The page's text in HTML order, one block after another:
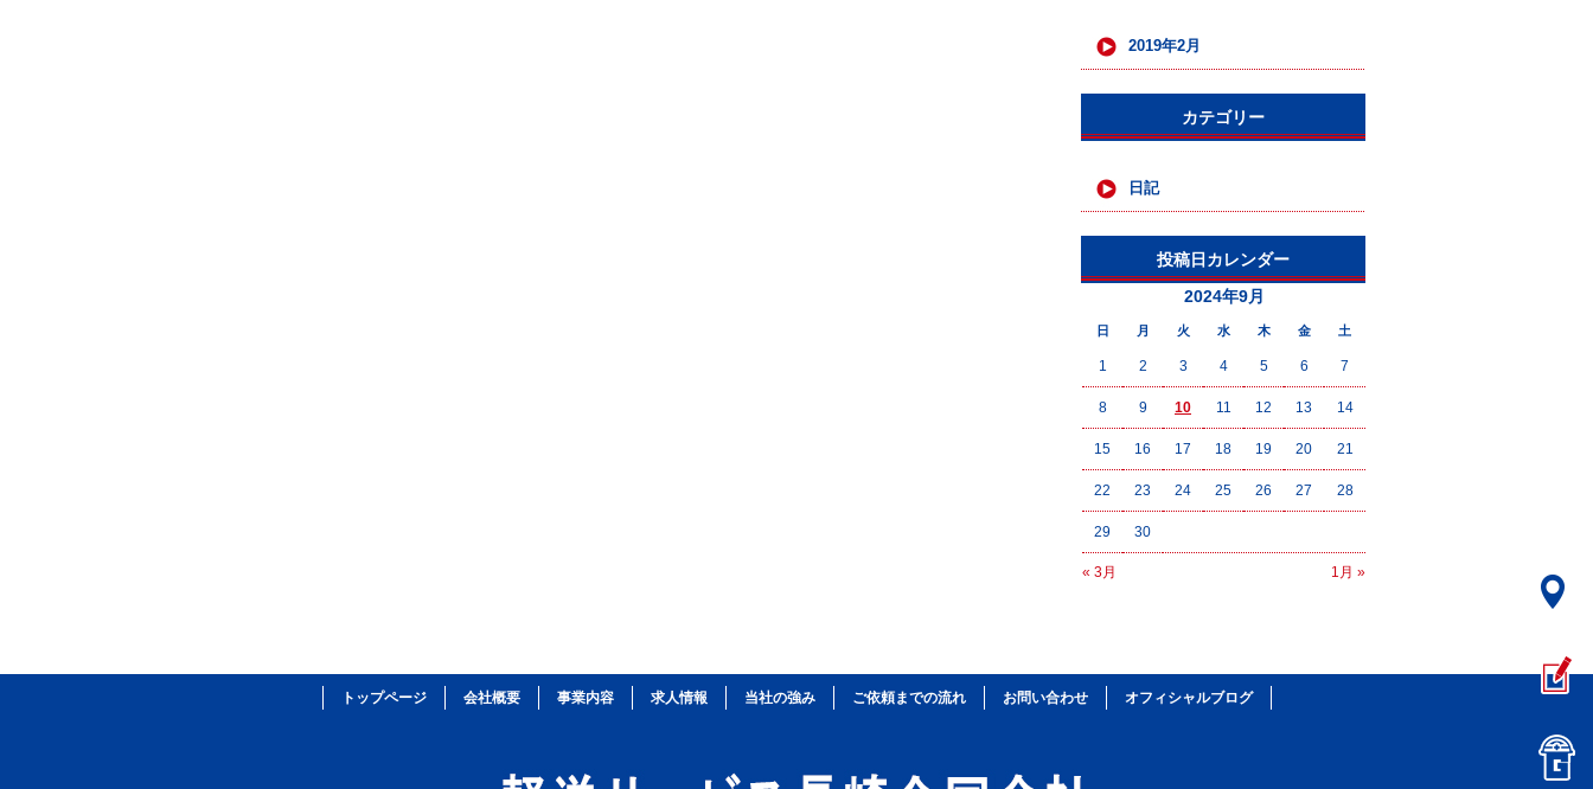
2019年2月
カテゴリー
日記
投稿日カレンダー
2024年9月
日 月 火 水 木 金 土
« 3月 1月 »
1 2 3 4 5 6 7
8 9 10 11 12 13 14
15 16 17 18 19 20 21
22 23 24 25 26 27 28
29 30
トップページ 会社概要 事業内容 求人情報 当社の強み ご依頼までの流れ お問い合わせ オフィシャルブログ